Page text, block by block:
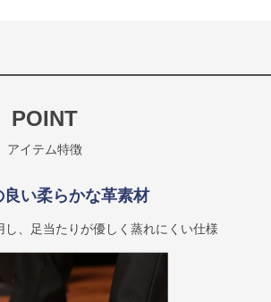
POINT
アイテム特徴
良い柔らかな革素材
、足当たりが優しく蒸れにくい仕様